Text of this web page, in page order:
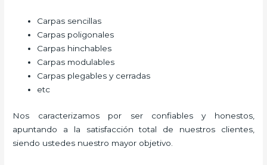
Carpas sencillas
Carpas poligonales
Carpas hinchables
Carpas modulables
Carpas plegables y cerradas
etc
Nos caracterizamos por ser confiables y honestos,
apuntando a la satisfacción total de nuestros clientes,
siendo ustedes nuestro mayor objetivo.